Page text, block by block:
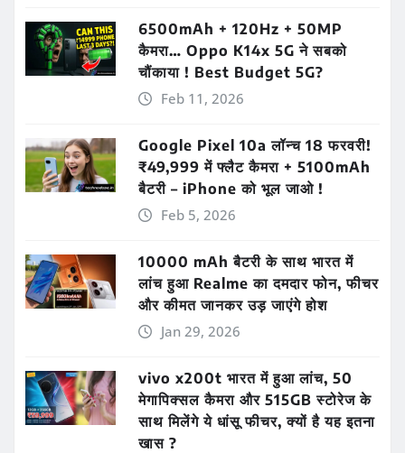
6500mAh + 120Hz + 50MP
कैमरा… Oppo K14x 5G ने सबको
चौंकाया ! Best Budget 5G?
Feb 11, 2026
Google Pixel 10a लॉन्च 18 फरवरी!
₹49,999 में फ्लैट कैमरा + 5100mAh
बैटरी – iPhone को भूल जाओ !
Feb 5, 2026
10000 mAh बैटरी के साथ भारत में
लांच हुआ Realme का दमदार फोन, फीचर
और कीमत जानकर उड़ जाएंगे होश
Jan 29, 2026
vivo x200t भारत में हुआ लांच, 50
मेगापिक्सल कैमरा और 515GB स्टोरेज के
साथ मिलेंगे ये धांसू फीचर, क्यों है यह इतना
खास ?